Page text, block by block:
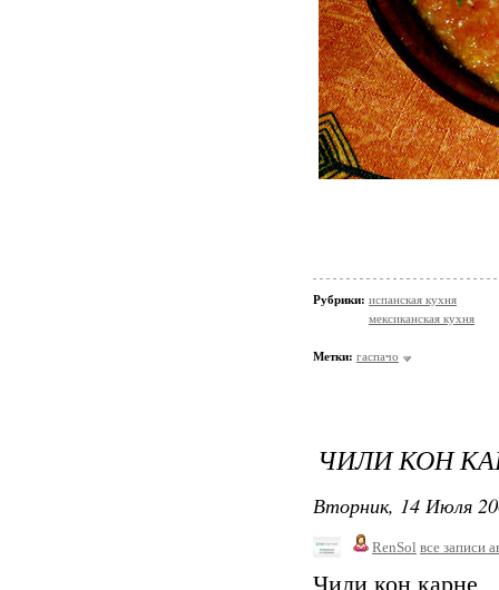
Рубрики: испанская кухня
мексиканская кухня
Метки: гаспачо
ЧИЛИ КОН
Вторник, 14 Июля
RenSol все записи
Чили кон карне